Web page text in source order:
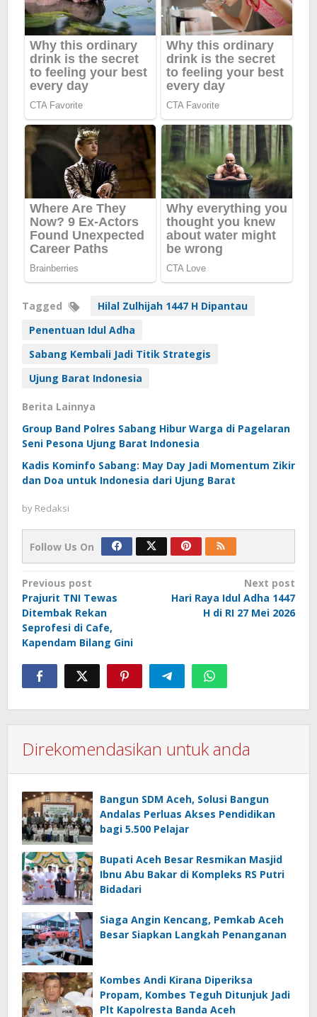
Tagged
Hilal Zulhijah 1447 H Dipantau
Penentuan Idul Adha
Sabang Kembali Jadi Titik Strategis
Ujung Barat Indonesia
Berita Lainnya
Group Band Polres Sabang Hibur Warga di Pagelaran
Seni Pesona Ujung Barat Indonesia
Kadis Kominfo Sabang: May Day Jadi Momentum Zikir
dan Doa untuk Indonesia dari Ujung Barat
by Redaksi
Follow Us On
Post
navigation
Previous post
Prajurit TNI Tewas
Ditembak Rekan
Seprofesi di Cafe,
Kapendam Bilang Gini
Next post
Hari Raya Idul Adha 1447
H di RI 27 Mei 2026
Direkomendasikan untuk anda
Bangun SDM Aceh, Solusi Bangun
Andalas Perluas Akses Pendidikan
bagi 5.500 Pelajar
Bupati Aceh Besar Resmikan Masjid
Ibnu Abu Bakar di Kompleks RS Putri
Bidadari
Siaga Angin Kencang, Pemkab Aceh
Besar Siapkan Langkah Penanganan
Kombes Andi Kirana Diperiksa
Propam, Kombes Teguh Ditunjuk Jadi
Plt Kapolresta Banda Aceh